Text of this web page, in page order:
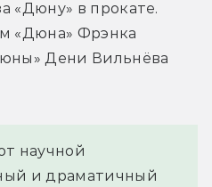
и начинает
его правления мы
книге.
начинается.
присылают
«Дюну» в прокате.
«Дюна» Фрэнка
Дени Вильнёва
научной
и драматичный